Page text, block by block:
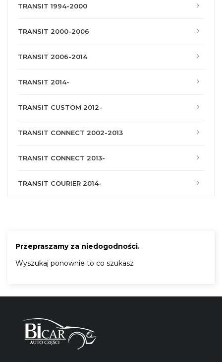
TRANSIT 1994-2000
TRANSIT 2000-2006
TRANSIT 2006-2014
TRANSIT 2014-
TRANSIT CUSTOM 2012-
TRANSIT CONNECT 2002-2013
TRANSIT CONNECT 2013-
TRANSIT COURIER 2014-
Przepraszamy za niedogodności.
Wyszukaj ponownie to co szukasz